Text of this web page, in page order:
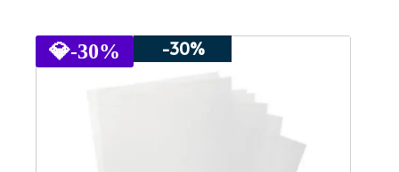
più
💎-30% -30%